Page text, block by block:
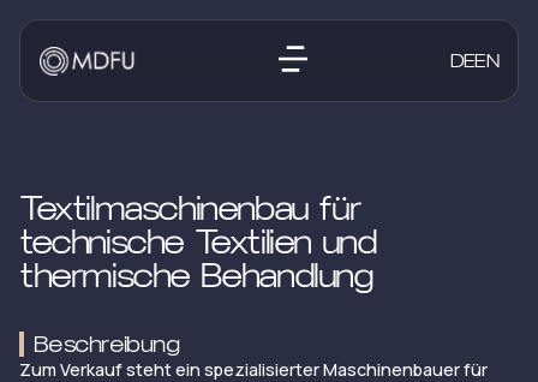
DEEN
Textilmaschinenbau für
technische Textilien und
thermische Behandlung
Beschreibung
Zum Verkauf steht ein spezialisierter Maschinenbauer für